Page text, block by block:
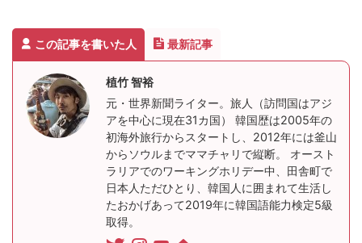
この記事を書いた人 最新記事
植竹 智裕
元・世界新聞ライター。旅人（訪問国はアジ
アを中心に現在31カ国） 韓国歴は2005年の
初海外旅行からスタートし、2012年には釜山
からソウルまでママチャリで縦断。 オースト
ラリアでのワーキングホリデー中、田舎町で
日本人ただひとり、韓国人に囲まれて生活し
たおかげあって2019年に韓国語能力検定5級
取得。